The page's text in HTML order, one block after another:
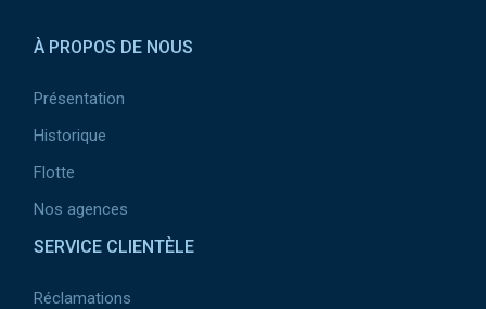
À PROPOS DE NOUS
Présentation
Historique
Flotte
Nos agences
SERVICE CLIENTÈLE
Réclamations